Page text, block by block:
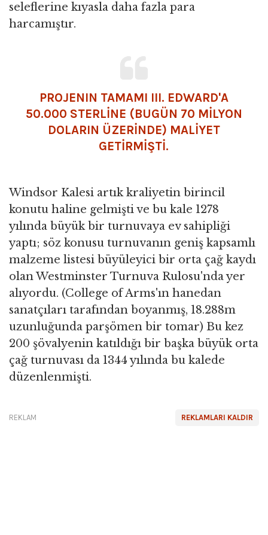
seleflerine kıyasla daha fazla para
harcamıştır.
PROJENIN TAMAMI III. EDWARD'A
50.000 STERLİNE (BUGÜN 70 MİLYON
DOLARIN ÜZERİNDE) MALİYET
GETİRMİŞTİ.
Windsor Kalesi artık kraliyetin birincil
konutu haline gelmişti ve bu kale 1278
yılında büyük bir turnuvaya ev sahipliği
yaptı; söz konusu turnuvanın geniş kapsamlı
malzeme listesi büyüleyici bir orta çağ kaydı
olan Westminster Turnuva Rulosu'nda yer
alıyordu. (College of Arms'ın hanedan
sanatçıları tarafından boyanmış, 18.288m
uzunluğunda parşömen bir tomar) Bu kez
200 şövalyenin katıldığı bir başka büyük orta
çağ turnuvası da 1344 yılında bu kalede
düzenlenmişti.
REKLAMLARI KALDIR
REKLAM